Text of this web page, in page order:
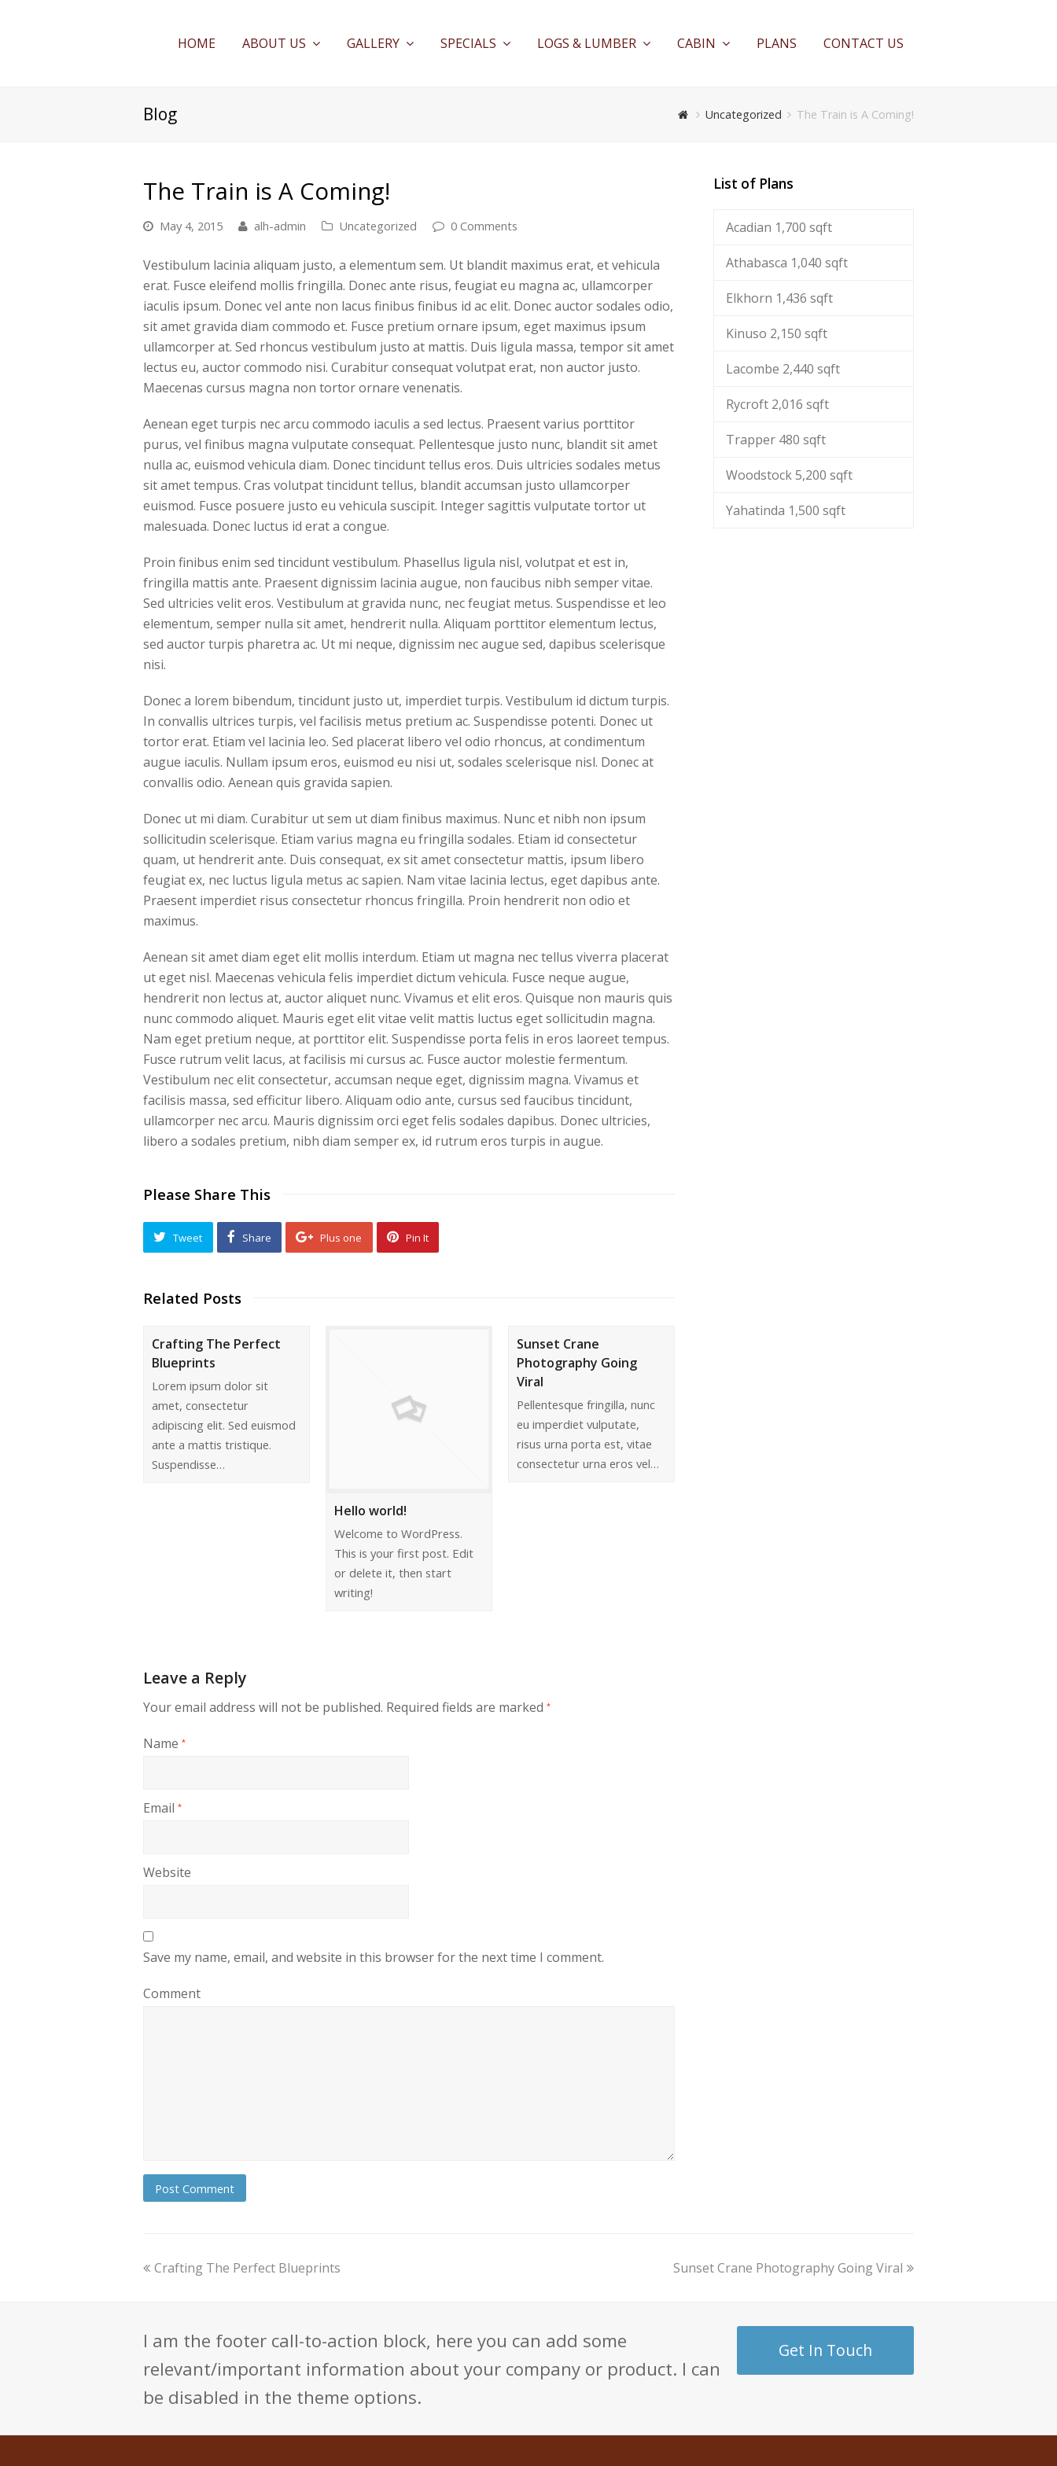
HOME ABOUT US GALLERY SPECIALS LOGS & LUMBER CABIN PLANS CONTACT US
Blog Uncategorized The Train is A Coming!
The Train is A Coming!
May 4, 2015 alh-admin Uncategorized 0 Comments
Vestibulum lacinia aliquam justo, a elementum sem. Ut blandit maximus erat, et vehicula
erat. Fusce eleifend mollis fringilla. Donec ante risus, feugiat eu magna ac, ullamcorper
iaculis ipsum. Donec vel ante non lacus finibus finibus id ac elit. Donec auctor sodales odio,
sit amet gravida diam commodo et. Fusce pretium ornare ipsum, eget maximus ipsum
ullamcorper at. Sed rhoncus vestibulum justo at mattis. Duis ligula massa, tempor sit amet
lectus eu, auctor commodo nisi. Curabitur consequat volutpat erat, non auctor justo.
Maecenas cursus magna non tortor ornare venenatis.
Aenean eget turpis nec arcu commodo iaculis a sed lectus. Praesent varius porttitor
purus, vel finibus magna vulputate consequat. Pellentesque justo nunc, blandit sit amet
nulla ac, euismod vehicula diam. Donec tincidunt tellus eros. Duis ultricies sodales metus
sit amet tempus. Cras volutpat tincidunt tellus, blandit accumsan justo ullamcorper
euismod. Fusce posuere justo eu vehicula suscipit. Integer sagittis vulputate tortor ut
malesuada. Donec luctus id erat a congue.
Proin finibus enim sed tincidunt vestibulum. Phasellus ligula nisl, volutpat et est in,
fringilla mattis ante. Praesent dignissim lacinia augue, non faucibus nibh semper vitae.
Sed ultricies velit eros. Vestibulum at gravida nunc, nec feugiat metus. Suspendisse et leo
elementum, semper nulla sit amet, hendrerit nulla. Aliquam porttitor elementum lectus,
sed auctor turpis pharetra ac. Ut mi neque, dignissim nec augue sed, dapibus scelerisque
nisi.
Donec a lorem bibendum, tincidunt justo ut, imperdiet turpis. Vestibulum id dictum turpis.
In convallis ultrices turpis, vel facilisis metus pretium ac. Suspendisse potenti. Donec ut
tortor erat. Etiam vel lacinia leo. Sed placerat libero vel odio rhoncus, at condimentum
augue iaculis. Nullam ipsum eros, euismod eu nisi ut, sodales scelerisque nisl. Donec at
convallis odio. Aenean quis gravida sapien.
Donec ut mi diam. Curabitur ut sem ut diam finibus maximus. Nunc et nibh non ipsum
sollicitudin scelerisque. Etiam varius magna eu fringilla sodales. Etiam id consectetur
quam, ut hendrerit ante. Duis consequat, ex sit amet consectetur mattis, ipsum libero
feugiat ex, nec luctus ligula metus ac sapien. Nam vitae lacinia lectus, eget dapibus ante.
Praesent imperdiet risus consectetur rhoncus fringilla. Proin hendrerit non odio et
maximus.
Aenean sit amet diam eget elit mollis interdum. Etiam ut magna nec tellus viverra placerat
ut eget nisl. Maecenas vehicula felis imperdiet dictum vehicula. Fusce neque augue,
hendrerit non lectus at, auctor aliquet nunc. Vivamus et elit eros. Quisque non mauris quis
nunc commodo aliquet. Mauris eget elit vitae velit mattis luctus eget sollicitudin magna.
Nam eget pretium neque, at porttitor elit. Suspendisse porta felis in eros laoreet tempus.
Fusce rutrum velit lacus, at facilisis mi cursus ac. Fusce auctor molestie fermentum.
Vestibulum nec elit consectetur, accumsan neque eget, dignissim magna. Vivamus et
facilisis massa, sed efficitur libero. Aliquam odio ante, cursus sed faucibus tincidunt,
ullamcorper nec arcu. Mauris dignissim orci eget felis sodales dapibus. Donec ultricies,
libero a sodales pretium, nibh diam semper ex, id rutrum eros turpis in augue.
Please Share This
Tweet Share Plus one Pin It
Related Posts
Crafting The Perfect
Blueprints
Lorem ipsum dolor sit
amet, consectetur
adipiscing elit. Sed euismod
ante a mattis tristique.
Suspendisse…
Hello world!
Welcome to WordPress.
This is your first post. Edit
or delete it, then start
writing!
Sunset Crane
Photography Going
Viral
Pellentesque fringilla, nunc
eu imperdiet vulputate,
risus urna porta est, vitae
consectetur urna eros vel…
Leave a Reply
Your email address will not be published. Required fields are marked *
Name *
Email *
Website
Save my name, email, and website in this browser for the next time I comment.
Comment
List of Plans
Acadian 1,700 sqft
Athabasca 1,040 sqft
Elkhorn 1,436 sqft
Kinuso 2,150 sqft
Lacombe 2,440 sqft
Rycroft 2,016 sqft
Trapper 480 sqft
Woodstock 5,200 sqft
Yahatinda 1,500 sqft
Crafting The Perfect Blueprints Sunset Crane Photography Going Viral
I am the footer call-to-action block, here you can add some
relevant/important information about your company or product. I can
be disabled in the theme options.
Get In Touch